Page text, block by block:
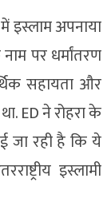
इस्लाम अपनाया
पर धर्मांतरण
सहायता और
ED ने रोहरा के
जा रही है कि ये
इस्लामी